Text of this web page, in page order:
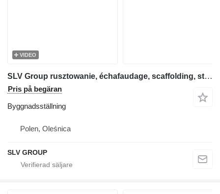
VIDEO
SLV Group rusztowanie, échafaudage, scaffolding, steiger, stillas, skela
Pris på begäran
Byggnadsställning
Polen, Oleśnica
SLV GROUP